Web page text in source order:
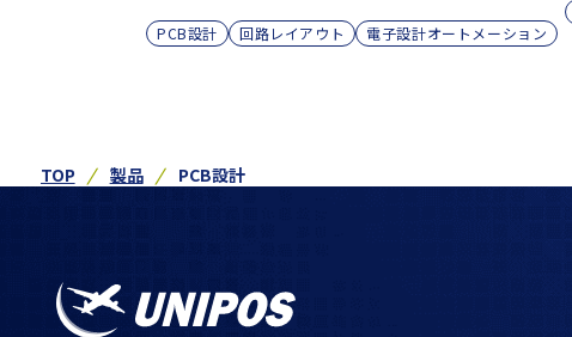
PCB設計 回路レイアウト 電子設計オートメーション
TOP 製品 PCB設計